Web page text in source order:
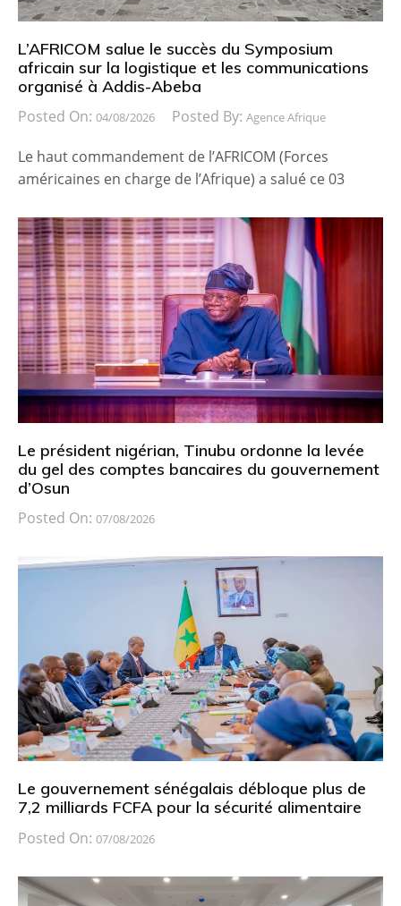
L’AFRICOM salue le succès du Symposium
africain sur la logistique et les communications
organisé à Addis-Abeba
Posted On: 04/08/2026 Posted By: Agence Afrique
Le haut commandement de l’AFRICOM (Forces
américaines en charge de l’Afrique) a salué ce 03
Le président nigérian, Tinubu ordonne la levée
du gel des comptes bancaires du gouvernement
d’Osun
Posted On: 07/08/2026
Le gouvernement sénégalais débloque plus de
7,2 milliards FCFA pour la sécurité alimentaire
Posted On: 07/08/2026